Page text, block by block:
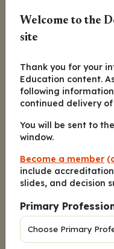
チドを併用した治療
上、66%が10%以上
あり、特に治療群で
20%であったのに対
ことを考慮するとな
月1回投与のマリデ
受容体拮抗作用と
た新しい薬剤です。
無にかかわらず肥満
により、体重の平均
対し、プラセボ投与
尿病の患者では、マ
Welcome to the
site
Thank you for your
Education content.
following
continued delivery
You will be sent to
window.
Become a member
include
slides, and decision
Primary